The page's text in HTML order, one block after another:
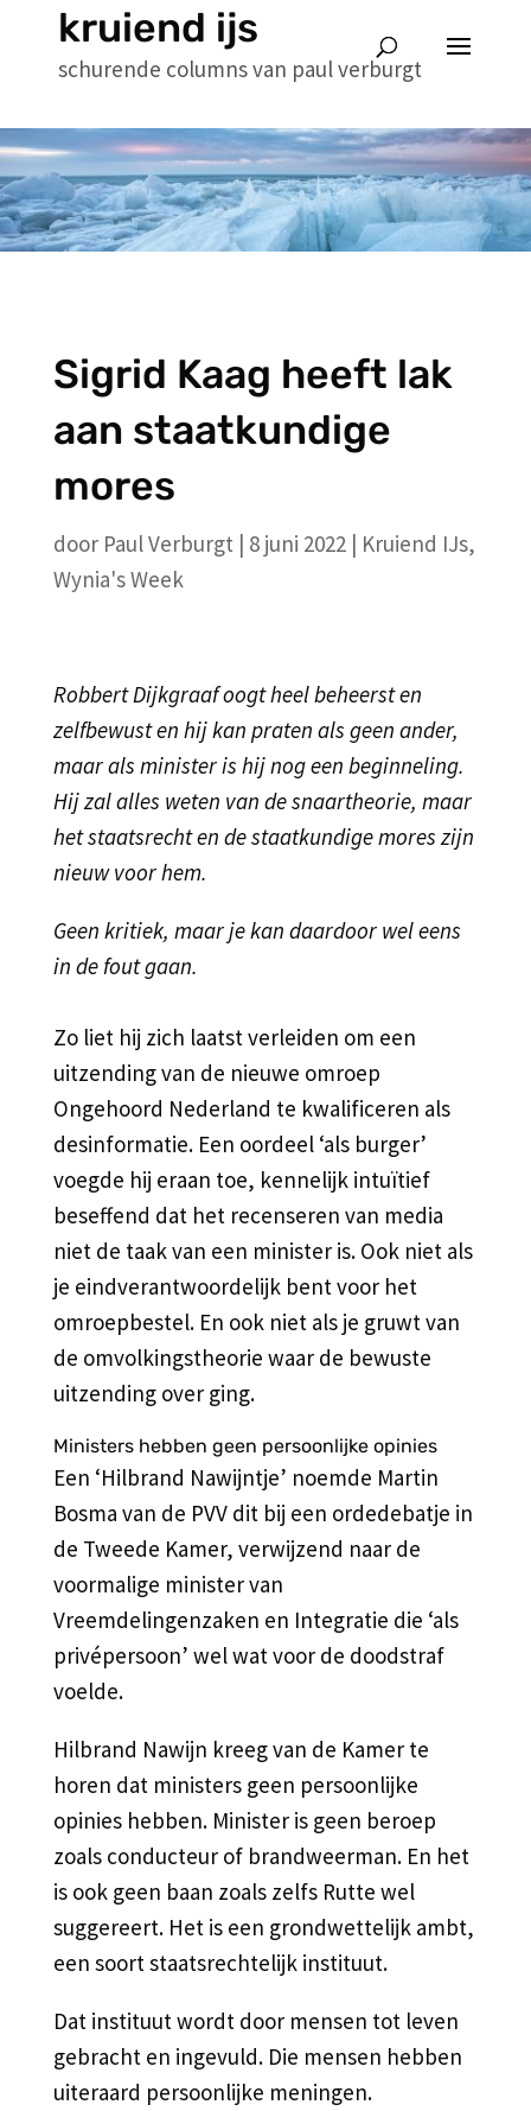
kruiend ijs
schurende columns van paul verburgt
Sigrid Kaag heeft lak
aan staatkundige
mores
door Paul Verburgt | 8 juni 2022| Kruiend IJs,
Wynia's Week
Robbert Dijkgraaf oogt heel beheerst en
zelfbewust en hij kan praten als geen ander,
maar als minister is hij nog een beginneling.
Hij zal alles weten van de snaartheorie, maar
het staatsrecht en de staatkundige mores zijn
nieuw voor hem.
Geen kritiek, maar je kan daardoor wel eens
in de fout gaan.
Zo liet hij zich laatst verleiden om een
uitzending van de nieuwe omroep
Ongehoord Nederland te kwalificeren als
desinformatie. Een oordeel ‘als burger’
voegde hij eraan toe, kennelijk intuïtief
beseffend dat het recenseren van media
niet de taak van een minister is. Ook niet als
je eindverantwoordelijk bent voor het
omroepbestel. En ook niet als je gruwt van
de omvolkingstheorie waar de bewuste
uitzending over ging.
Ministers hebben geen persoonlijke opinies
Een ‘Hilbrand Nawijntje’ noemde Martin
Bosma van de PVV dit bij een ordedebatje in
de Tweede Kamer, verwijzend naar de
voormalige minister van
Vreemdelingenzaken en Integratie die ‘als
privépersoon’ wel wat voor de doodstraf
voelde.
Hilbrand Nawijn kreeg van de Kamer te
horen dat ministers geen persoonlijke
opinies hebben. Minister is geen beroep
zoals conducteur of brandweerman. En het
is ook geen baan zoals zelfs Rutte wel
suggereert. Het is een grondwettelijk ambt,
een soort staatsrechtelijk instituut.
Dat instituut wordt door mensen tot leven
gebracht en ingevuld. Die mensen hebben
uiteraard persoonlijke meningen.